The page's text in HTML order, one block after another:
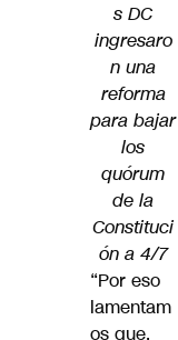
s DC
ingresaro
n una
reforma
para bajar
los
quórum
de la
Constituci
ón a 4/7
“Por eso
lamentam
os que,